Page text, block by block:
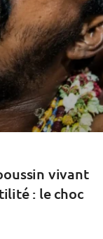
vivant
: le choc